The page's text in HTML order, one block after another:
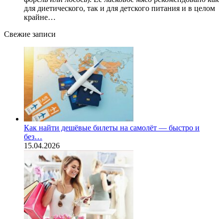
для диетического, так и для детского питания и в целом
крайне…
Свежие записи
Как найти дешёвые билеты на самолёт — быстро и
без…
15.04.2026